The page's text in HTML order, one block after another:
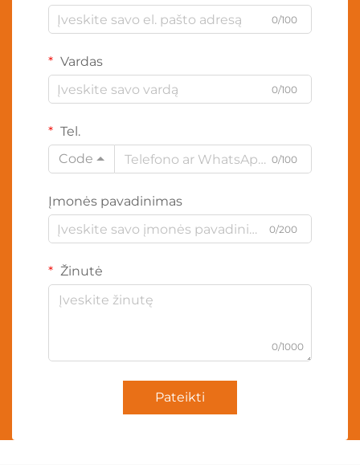
0/100
Vardas
0/100
Tel.
Code
0/100
Įmonės pavadinimas
0/200
Žinutė
0/1000
Pateikti